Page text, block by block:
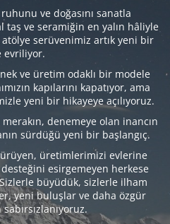
ve doğasını sanatla
ve seramiğin en yalın hâliyle
serüvenimiz artık yeni bir
evriliyor.
ve üretim odaklı bir modele
kapılarını kapatıyor, ama
yeni bir hikayeye açılıyoruz.
denemeye olan inancın
sürdüğü yeni bir başlangıç.
üretimlerimizi evlerine
esirgemeyen herkese
büyüdük, sizlerle ilham
yeni buluşlar ve daha özgür